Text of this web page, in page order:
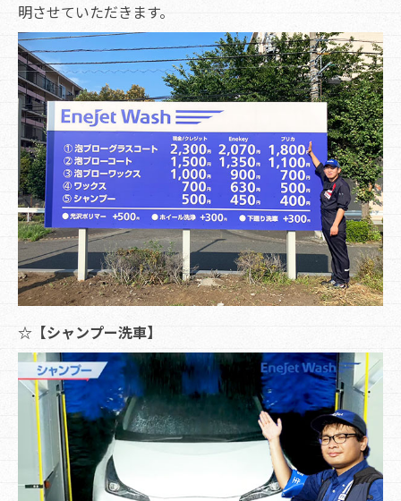
明させていただきます。
☆【シャンプー洗車】